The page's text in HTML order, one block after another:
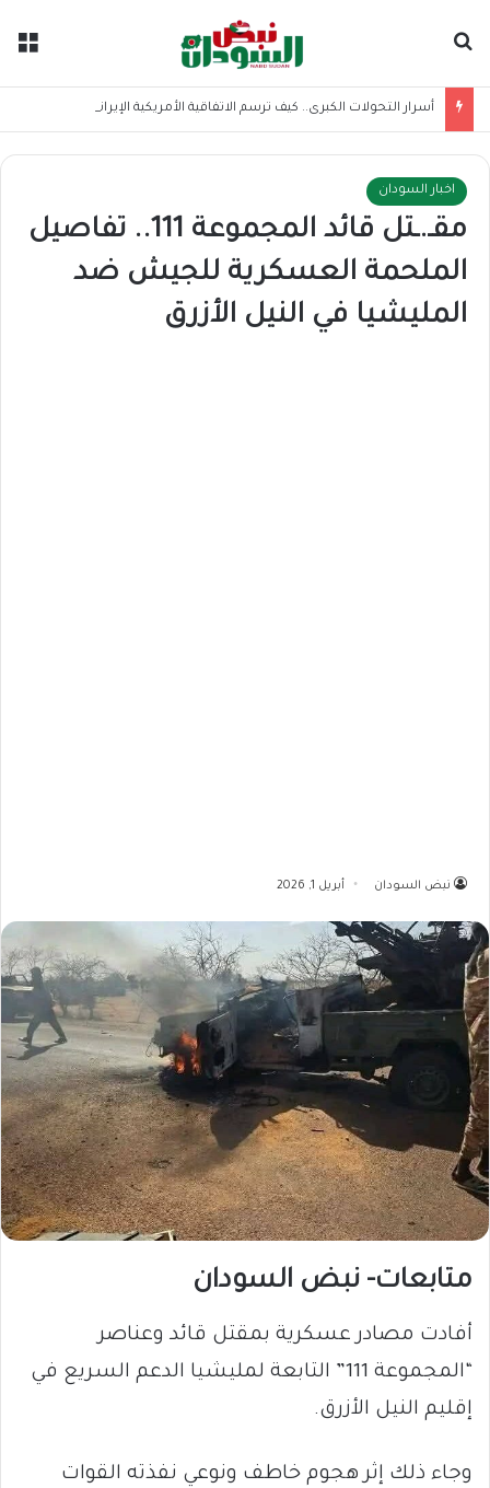
اخبار السودان
مقـ.ـتل قائد المجموعة 111.. تفاصيل
الملحمة العسكرية للجيش ضد
المليشيا في النيل الأزرق
نبض السودان أبريل 1, 2026
متابعات- نبض السودان
​أفادت مصادر عسكرية بمقتل قائد وعناصر
“المجموعة 111” التابعة لمليشيا الدعم السريع في
إقليم النيل الأزرق.
وجاء ذلك إثر هجوم خاطف ونوعي نفذته القوات